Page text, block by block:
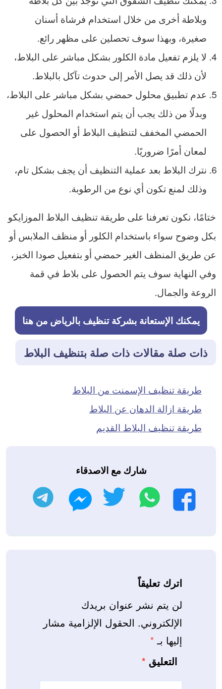
وبلاطة أخرى من خلال استخدام فرشاة أسنان
صغيرة، وبهذا سوف تحصلين على مظهر رائع.
لا يلزم تفعيل مادة الكلور بشكل مباشر على البلاط،
لأن ذلك قد يصل الأمر إلى حدوث تآكل بالبلاط.
عدم تطبيق محلول حمضي بشكل مباشر على البلاط،
وبدلًا من ذلك يجب أن يتم استخدام المحلول غير
الحمضي المخفف لتنظيف البلاط أو الحصول على
لمعان أمرًا ضروريًا.
نترك البلاط بعد عملية التنظيف أن يجف بشكل تام،
وذلك لمنع تكون أي نوع من الرطوبة.
ختامًا، نكون تعرفنا على طريقة تنظيف البلاط الموزايكو
بكل وضوح سواء باستخدام الكلور أو منظف الملابس أو
عن طريق المنظف الغير حمضي أو بتفعيل صودا الخبز،
وفي النهاية سوف يتم الحصول على بلاط في قمة
الروعة والجمال.
يمكنك الإستعانة بشركة تنظيف بالرياض من هنا
ذات صلة مقالات ذات صلة بتنظيف البلاط
طريقة تنظيف الإسمنت من البلاط
طريقة ازالة الدهان عن البلاط
طريقة تنظيف البلاط القديم
شارك مع الاصدقاء
فيسبوك
واتساب تويتر ماسنجر
اترك تعليقاً
لن يتم نشر عنوان بريدك
الإلكتروني. الحقول الإلزامية مشار
إليها بـ *
التعليق *